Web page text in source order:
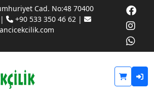
Cad. No:48 70400
+90 533 350 46 62 |